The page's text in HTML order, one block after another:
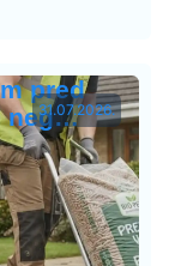
31.07.2026.
pred
neg…